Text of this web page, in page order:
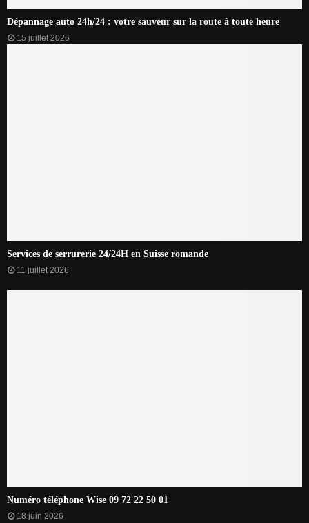
Dépannage auto 24h/24 : votre sauveur sur la route à toute heure
15 juillet 2026
Services de serrurerie 24/24H en Suisse romande
11 juillet 2026
Numéro téléphone Wise 09 72 22 50 01
18 juin 2026